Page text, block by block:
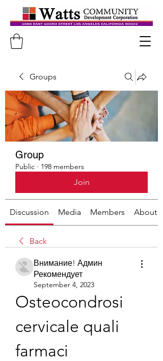
Groups
Group
Public · 198 members
Join
Discussion Media Members About
Back
Внимание! Админ
Рекомендует
September 4, 2023
Osteocondrosi
cervicale quali
farmaci